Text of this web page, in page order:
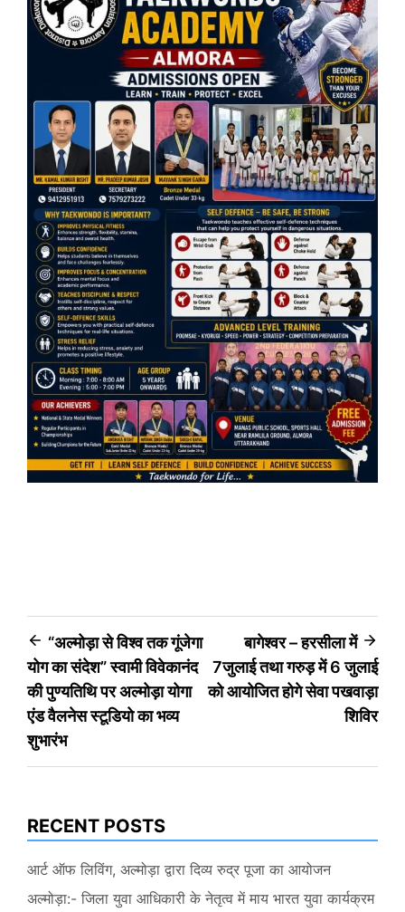
Post
navigation
“अल्मोड़ा से विश्व तक गूंजेगा
योग का संदेश” स्वामी विवेकानंद
की पुण्यतिथि पर अल्मोड़ा योगा
एंड वैलनेस स्टूडियो का भव्य
शुभारंभ
बागेश्वर – हरसीला में
7जुलाई तथा गरुड़ में 6 जुलाई
को आयोजित होगे सेवा पखवाड़ा
शिविर
RECENT POSTS
आर्ट ऑफ लिविंग, अल्मोड़ा द्वारा दिव्य रुद्र पूजा का आयोजन
अल्मोड़ा:- जिला युवा आधिकारी के नेतृत्व में माय भारत युवा कार्यक्रम